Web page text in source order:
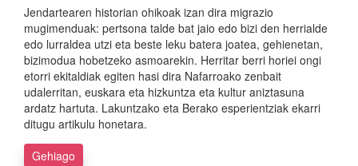
Jendartearen historian ohikoak izan dira migrazio
mugimenduak: pertsona talde bat jaio edo bizi den herrialde
edo lurraldea utzi eta beste leku batera joatea, gehienetan,
bizimodua hobetzeko asmoarekin. Herritar berri horiei ongi
etorri ekitaldiak egiten hasi dira Nafarroako zenbait
udalerritan, euskara eta hizkuntza eta kultur aniztasuna
ardatz hartuta. Lakuntzako eta Berako esperientziak ekarri
ditugu artikulu honetara.
Gehiago